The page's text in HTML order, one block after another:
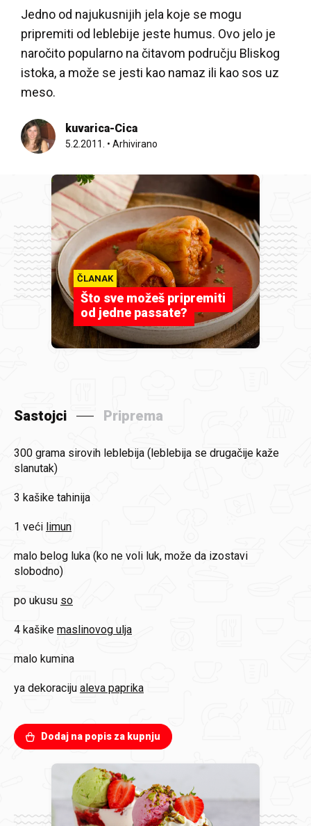
Jedno od najukusnijih jela koje se mogu
pripremiti od leblebije jeste humus. Ovo jelo je
naročito popularno na čitavom području Bliskog
istoka, a može se jesti kao namaz ili kao sos uz
meso.
kuvarica-Cica
5.2.2011. • Arhivirano
ČLANAK
Što sve možeš pripremiti
od jedne passate?
Sastojci Priprema
300 grama sirovih leblebija (leblebija se drugačije kaže
slanutak)
3 kašike tahinija
1 veći limun
malo belog luka (ko ne voli luk, može da izostavi
slobodno)
po ukusu so
4 kašike maslinovog ulja
malo kumina
ya dekoraciju aleva paprika
Dodaj na popis za kupnju